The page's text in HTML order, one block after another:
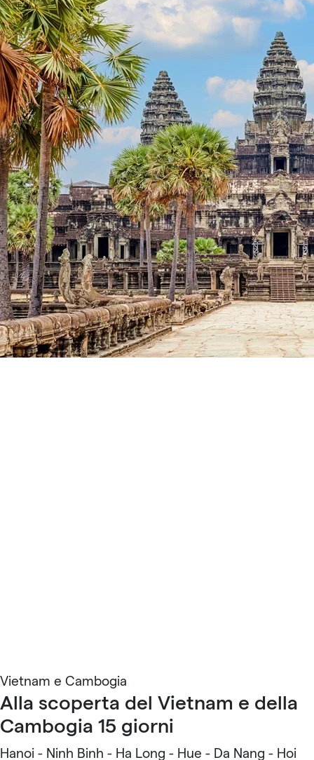
Vietnam e Cambogia
Alla scoperta del Vietnam e della
Cambogia 15 giorni
Hanoi - Ninh Binh - Ha Long - Hue - Da Nang - Hoi